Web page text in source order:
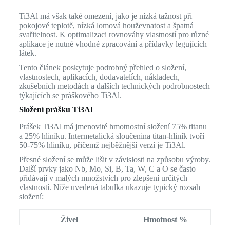
Ti3Al má však také omezení, jako je nízká tažnost při
pokojové teplotě, nízká lomová houževnatost a špatná
svařitelnost. K optimalizaci rovnováhy vlastností pro různé
aplikace je nutné vhodné zpracování a přídavky legujících
látek.
Tento článek poskytuje podrobný přehled o složení,
vlastnostech, aplikacích, dodavatelích, nákladech,
zkušebních metodách a dalších technických podrobnostech
týkajících se práškového Ti3Al.
Složení prášku Ti3Al
Prášek Ti3Al má jmenovité hmotnostní složení 75% titanu
a 25% hliníku. Intermetalická sloučenina titan-hliník tvoří
50-75% hliníku, přičemž nejběžnější verzí je Ti3Al.
Přesné složení se může lišit v závislosti na způsobu výroby.
Další prvky jako Nb, Mo, Si, B, Ta, W, C a O se často
přidávají v malých množstvích pro zlepšení určitých
vlastností. Níže uvedená tabulka ukazuje typický rozsah
složení:
Živel Hmotnost %